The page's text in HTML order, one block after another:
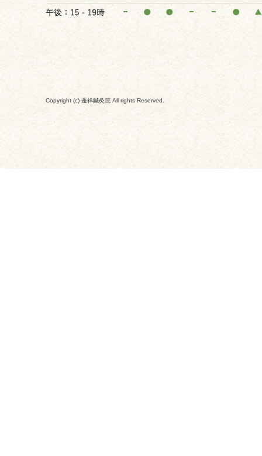
Copyright (c) 蓬祥鍼灸院 All rights Reserved.